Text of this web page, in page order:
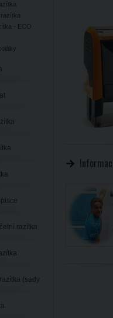
- ECO
razítka
(sady